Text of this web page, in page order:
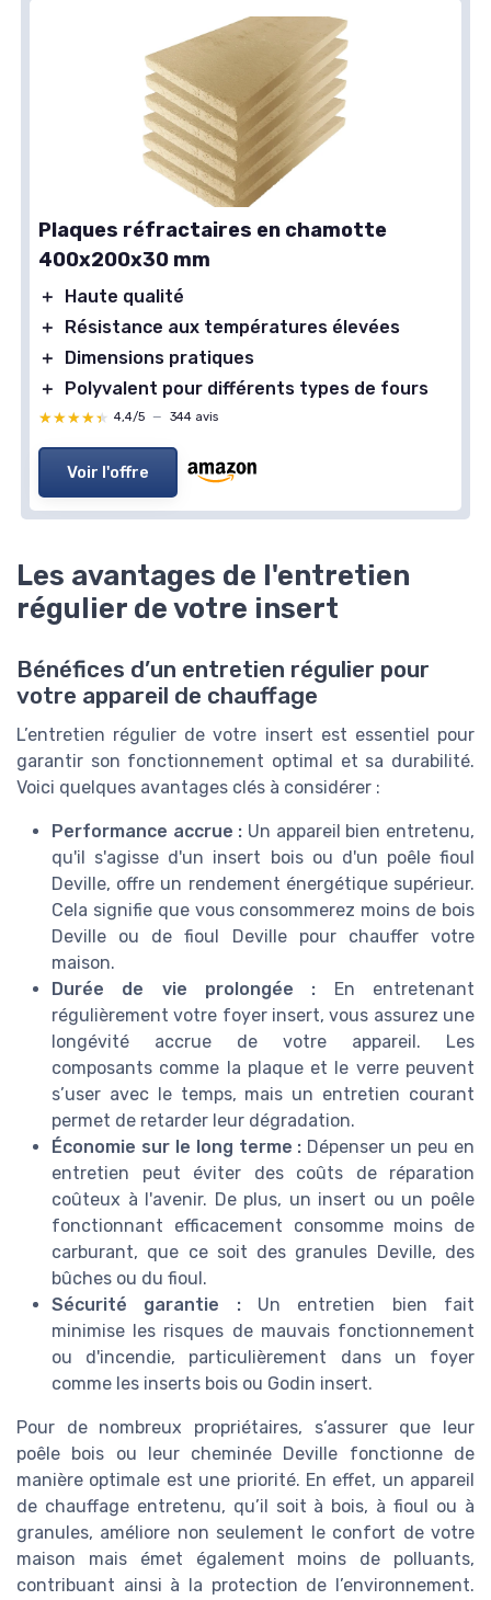
Plaques réfractaires en chamotte
400x200x30 mm
＋
Haute qualité
＋
Résistance aux températures élevées
＋
Dimensions pratiques
＋
Polyvalent pour différents types de fours
★★★★★
★★★★★ 4,4/5 — 344 avis
Voir l'offre
Les avantages de l'entretien
régulier de votre insert
Bénéfices d’un entretien régulier pour
votre appareil de chauffage
L’entretien régulier de votre insert est essentiel pour
garantir son fonctionnement optimal et sa durabilité.
Voici quelques avantages clés à considérer :
Performance accrue : Un appareil bien entretenu,
qu'il s'agisse d'un insert bois ou d'un poêle fioul
Deville, offre un rendement énergétique supérieur.
Cela signifie que vous consommerez moins de bois
Deville ou de fioul Deville pour chauffer votre
maison.
Durée de vie prolongée : En entretenant
régulièrement votre foyer insert, vous assurez une
longévité accrue de votre appareil. Les
composants comme la plaque et le verre peuvent
s’user avec le temps, mais un entretien courant
permet de retarder leur dégradation.
Économie sur le long terme : Dépenser un peu en
entretien peut éviter des coûts de réparation
coûteux à l'avenir. De plus, un insert ou un poêle
fonctionnant efficacement consomme moins de
carburant, que ce soit des granules Deville, des
bûches ou du fioul.
Sécurité garantie :Un entretien bien fait
minimise les risques de mauvais fonctionnement
ou d'incendie, particulièrement dans un foyer
comme les inserts bois ou Godin insert.
Pour de nombreux propriétaires, s’assurer que leur
poêle bois ou leur cheminée Deville fonctionne de
manière optimale est une priorité. En effet, un appareil
de chauffage entretenu, qu’il soit à bois, à fioul ou à
granules, améliore non seulement le confort de votre
maison mais émet également moins de polluants,
contribuant ainsi à la protection de l’environnement.